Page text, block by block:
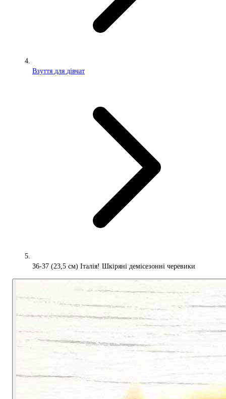
Взуття для дівчат
36-37 (23,5 см) Італія! Шкіряні демісезонні черевики